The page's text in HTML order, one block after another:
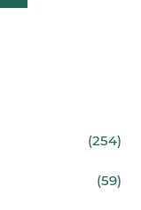
(254)
(59)